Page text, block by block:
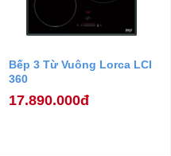
Bếp 3 Từ Vuông Lorca LCI
360
17.890.000đ